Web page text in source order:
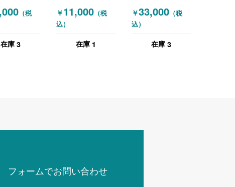
オフ
グリーン
（税
在庫 3
しチェア カロッツ
ァ ブルー
￥11,000（税
込）
在庫 1
(OKAMURA) 肘無
しチェア ハンガー
￥33,000（税
込）
在庫 3
フォームでお問い合わせ